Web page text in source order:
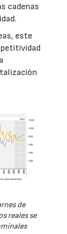
cadenas
este
de
reales se